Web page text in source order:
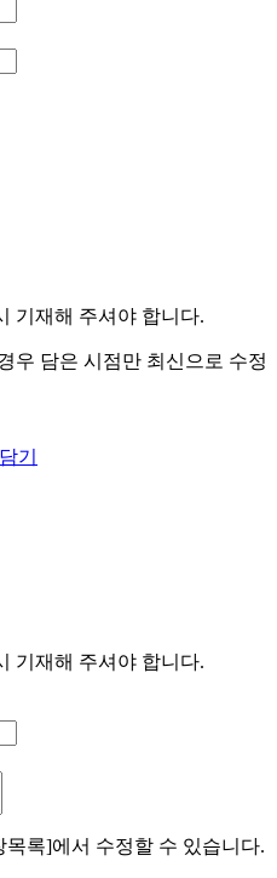
기재해 주셔야 합니다.
우 담은 시점만 최신으로 수정
기
기재해 주셔야 합니다.
록]에서 수정할 수 있습니다.